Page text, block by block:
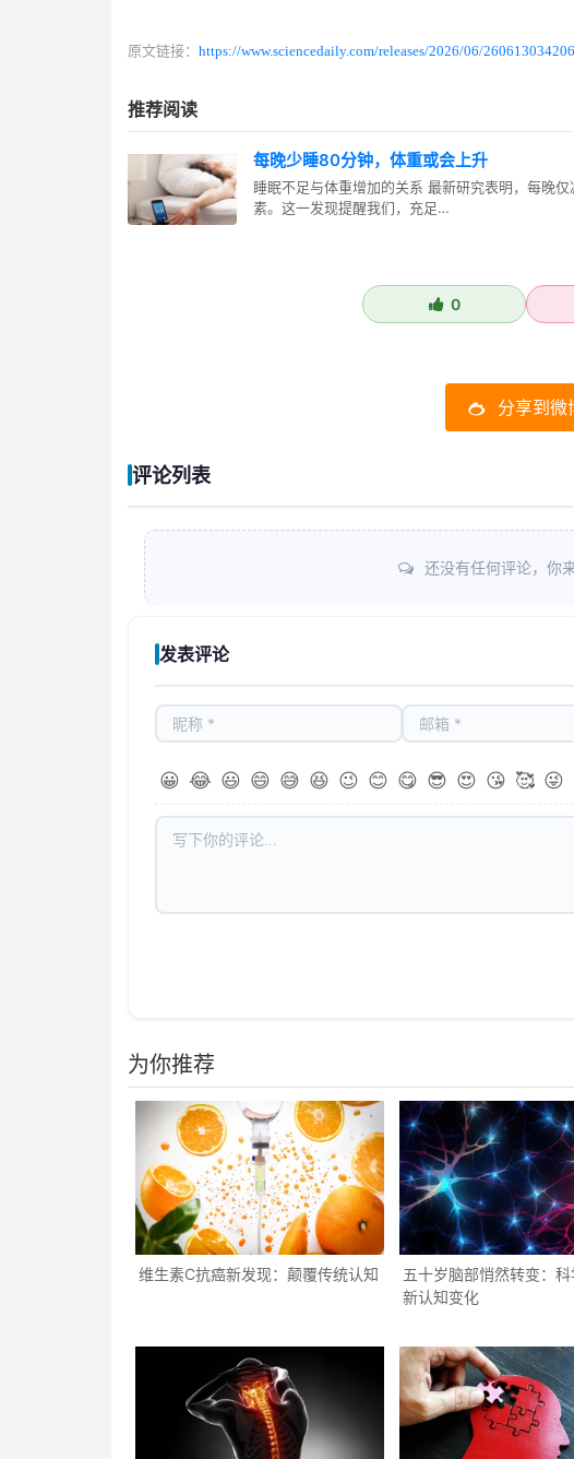
原文链接： https://www.sciencedaily.com/releases/2026/06/
推荐阅读
每晚少睡80分钟，体重或会上升
睡眠不足与体重增加的关系 最新研究表明，每晚
素。这一发现提醒我们，充足…
0
分享到微
评论列表
还没有任何评论，你
发表评论
😀 😂 😃 😄 😅 😆 😉 😊 😋 😎 😍 😘 🥰 😜
为你推荐
维生素C抗癌新发现：颠覆传统认知
五十岁脑部悄然转变：
新认知变化